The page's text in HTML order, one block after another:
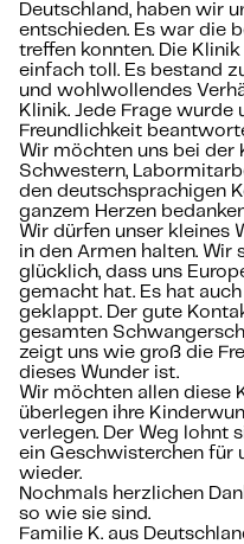
Deutschland, haben wir
entschieden. Es war die
treffen konnten. Die
einfach toll. Es bestand
und wohlwollendes
Klinik. Jede Frage
Freundlichkeit
Wir möchten uns bei der
Schwestern,
den deutschsprachigen
ganzem Herzen
Wir dürfen unser kleines
in den Armen halten. Wir
glücklich, dass uns
gemacht hat. Es hat
geklappt. Der gute
gesamten
zeigt uns wie groß die
dieses Wunder ist.
Wir möchten allen diese
überlegen ihre
verlegen. Der Weg lohnt
ein Geschwisterchen für
wieder.
Nochmals herzlichen
so wie sie sind.
Familie K. aus